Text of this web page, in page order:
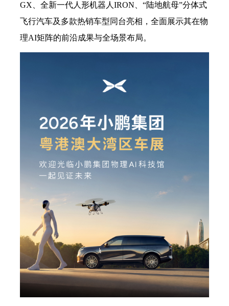
GX、全新一代人形机器人IRON、“陆地航母”分体式
飞行汽车及多款热销车型同台亮相，全面展示其在物
理AI矩阵的前沿成果与全场景布局。